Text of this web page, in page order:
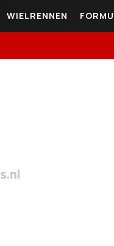
WIELRENNEN